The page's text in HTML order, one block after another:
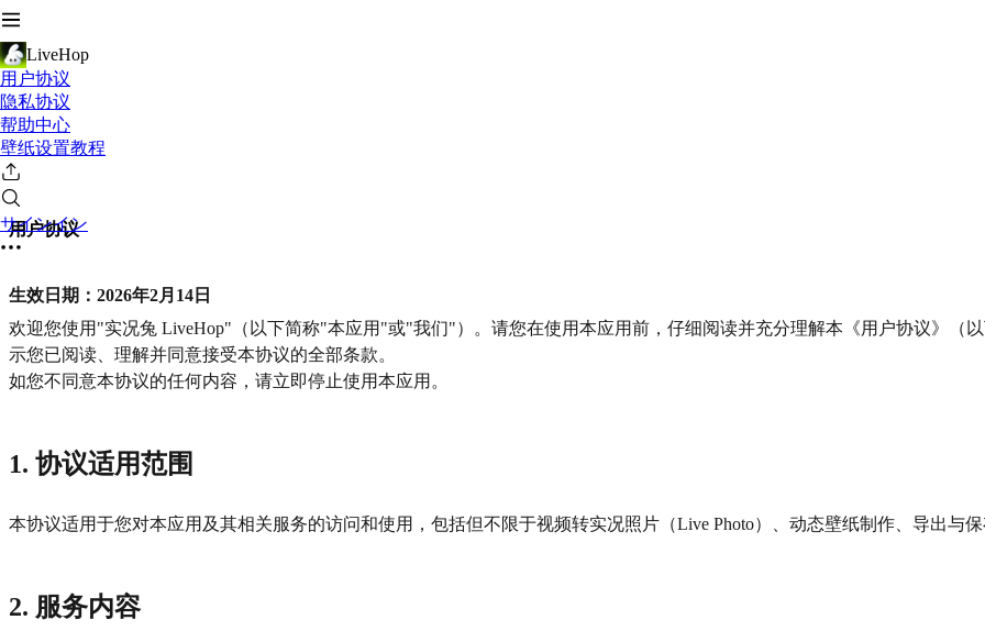
LiveHop
用户协议
隐私协议
帮助中心
壁纸设置教程
サインイン
用户协议
生效日期：2026年2月14日
欢迎您使用"实况兔 LiveHop"（以下简称"本应用"或"我们"）。请您在使用本应用前，仔细阅读并充分理解本《用户协议》（
示您已阅读、理解并同意接受本协议的全部条款。
如您不同意本协议的任何内容，请立即停止使用本应用。
1. 协议适用范围
本协议适用于您对本应用及其相关服务的访问和使用，包括但不限于视频转实况照片（Live Photo）、动态壁纸制作、导出与保
2. 服务内容